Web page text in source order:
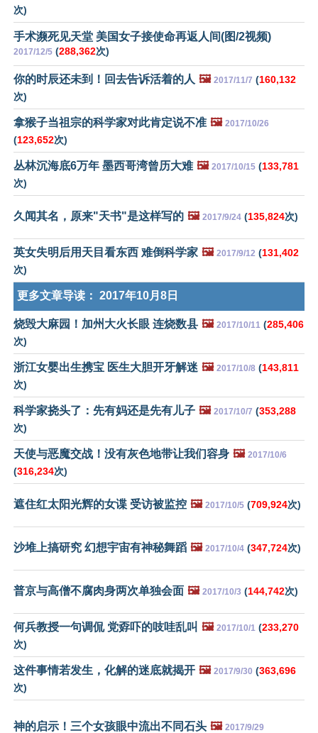
次)
手术濒死见天堂 美国女子接使命再返人间(图/2视频)
2017/12/5 (288,362次)
你的时辰还未到！回去告诉活着的人 🖼️ 2017/11/7 (160,132
次)
拿猴子当祖宗的科学家对此肯定说不准 🖼️ 2017/10/26
(123,652次)
丛林沉海底6万年 墨西哥湾曾历大难 🖼️ 2017/10/15 (133,781
次)
久闻其名，原来"天书"是这样写的 🖼️ 2017/9/24 (135,824次)
英女失明后用天目看东西 难倒科学家 🖼️ 2017/9/12 (131,402
次)
更多文章导读： 2017年10月8日
烧毁大麻园！加州大火长眼 连烧数县 🖼️ 2017/10/11 (285,406
次)
浙江女婴出生携宝 医生大胆开牙解迷 🖼️ 2017/10/8 (143,811
次)
科学家挠头了：先有妈还是先有儿子 🖼️ 2017/10/7 (353,288
次)
天使与恶魔交战！没有灰色地带让我们容身 🖼️ 2017/10/6
(316,234次)
遮住红太阳光辉的女谍 受访被监控 🖼️ 2017/10/5 (709,924次)
沙堆上搞研究 幻想宇宙有神秘舞蹈 🖼️ 2017/10/4 (347,724次)
普京与高僧不腐肉身两次单独会面 🖼️ 2017/10/3 (144,742次)
何兵教授一句调侃 党孬吓的吱哇乱叫 🖼️ 2017/10/1 (233,270
次)
这件事情若发生，化解的迷底就揭开 🖼️ 2017/9/30 (363,696
次)
神的启示！三个女孩眼中流出不同石头 🖼️ 2017/9/29